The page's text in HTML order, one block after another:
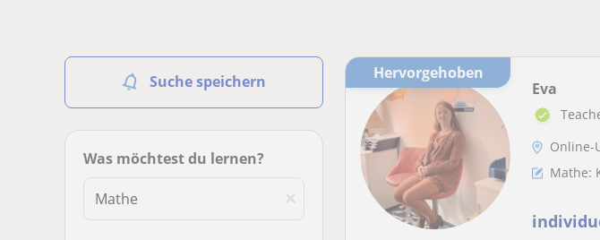
Suche speichern
Was möchtest du lernen?
Hervorgehoben
Eva
Online-
Mathe: